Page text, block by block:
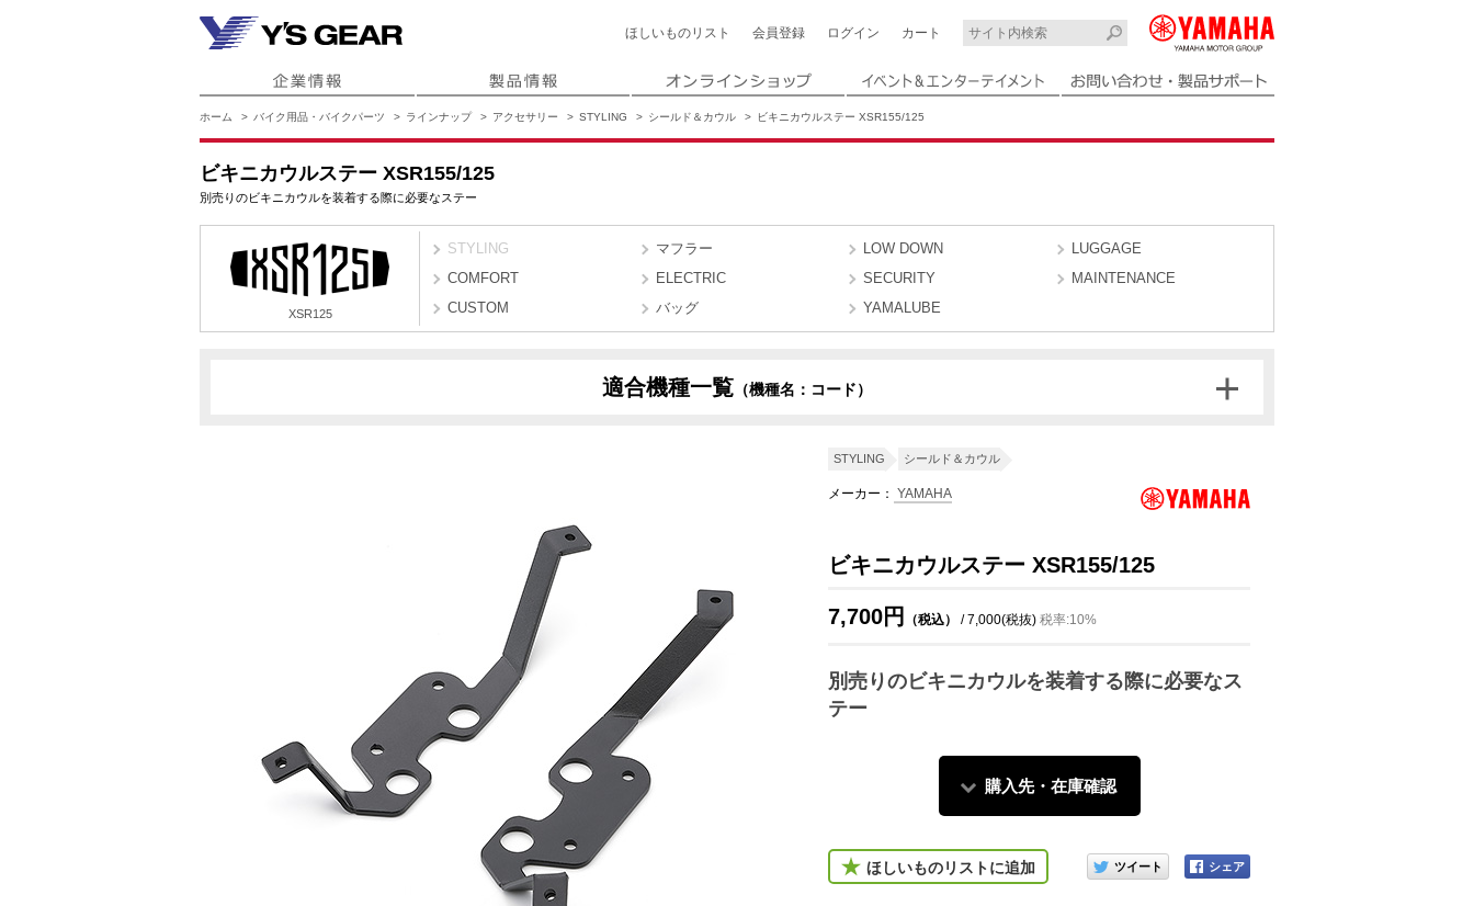
ほしいもの リスト 会員登録 ログイン カート
ホーム バイク用品・バイクパーツ ラインナップ アクセサリー STYLING シールド＆カウル ビキニカウルステー XSR155/125
ビキニカウルステー XSR155/125
別売りのビキニカウルを装着する際に必要なステー
XSR125
STYLING マフラー LOW DOWN
LUGGAGE
COMFORT
ELECTRIC SECURITY
MAINTENANCE
CUSTOM
バッグ YAMALUBE
適合機種一覧 （機種名：コード）
STYLING シールド＆カウル
メーカー： YAMAHA
ビキニカウルステー XSR155/125
7,700円 （税込） / 7,000(税抜) 税率:10%
別売りのビキニカウルを装着する際に必要なス
テー
購入先・在庫確認
ほしいものリストに追加
このアイテムをシェアする